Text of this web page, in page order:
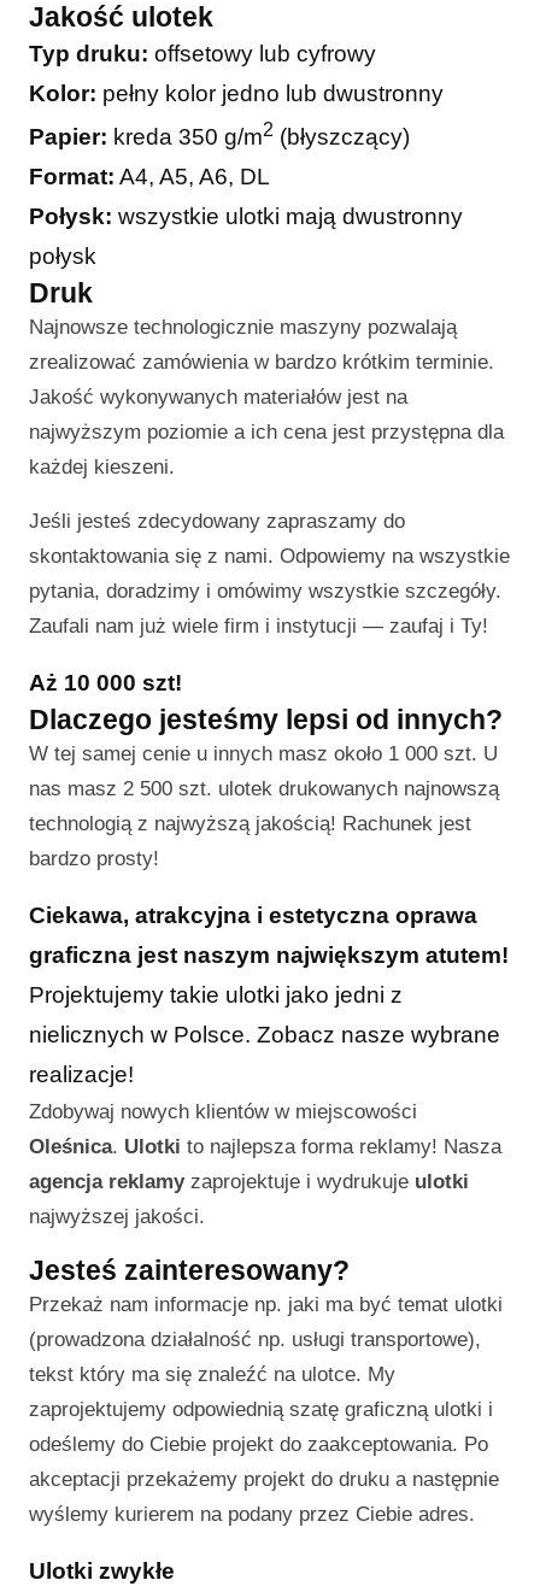
Jakość ulotek
Typ druku: offsetowy lub cyfrowy
Kolor: pełny kolor jedno lub dwustronny
Papier: kreda 350 g/m2 (błyszczący)
Format: A4, A5, A6, DL
Połysk: wszystkie ulotki mają dwustronny
połysk
Druk
Najnowsze technologicznie maszyny pozwalają
zrealizować zamówienia w bardzo krótkim terminie.
Jakość wykonywanych materiałów jest na
najwyższym poziomie a ich cena jest przystępna dla
każdej kieszeni.
Jeśli jesteś zdecydowany zapraszamy do
skontaktowania się z nami. Odpowiemy na wszystkie
pytania, doradzimy i omówimy wszystkie szczegóły.
Zaufali nam już wiele firm i instytucji — zaufaj i Ty!
Aż 10 000 szt!
Dlaczego jesteśmy lepsi od innych?
W tej samej cenie u innych masz około 1 000 szt. U
nas masz 2 500 szt. ulotek drukowanych najnowszą
technologią z najwyższą jakością! Rachunek jest
bardzo prosty!
Ciekawa, atrakcyjna i estetyczna oprawa
graficzna jest naszym największym atutem!
Projektujemy takie ulotki jako jedni z
nielicznych w Polsce. Zobacz nasze wybrane
realizacje!
Zdobywaj nowych klientów w miejscowości
Oleśnica. Ulotki to najlepsza forma reklamy! Nasza
agencja reklamyzaprojektuje i wydrukuje ulotki
najwyższej jakości.
Jesteś zainteresowany?
Przekaż nam informacje np. jaki ma być temat ulotki
(prowadzona działalność np. usługi transportowe),
tekst który ma się znaleźć na ulotce. My
zaprojektujemy odpowiednią szatę graficzną ulotki i
odeślemy do Ciebie projekt do zaakceptowania. Po
akceptacji przekażemy projekt do druku a następnie
wyślemy kurierem na podany przez Ciebie adres.
Ulotki zwykłe